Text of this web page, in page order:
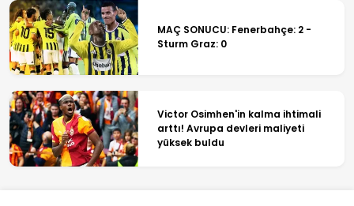
MAÇ SONUCU: Fenerbahçe: 2 -
Sturm Graz: 0
Victor Osimhen'in kalma ihtimali
arttı! Avrupa devleri maliyeti
yüksek buldu